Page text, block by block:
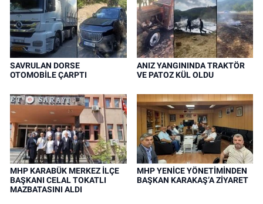
SAVRULAN DORSE
OTOMOBİLE ÇARPTI
ANIZ YANGININDA TRAKTÖR
VE PATOZ KÜL OLDU
MHP KARABÜK MERKEZ İLÇE
BAŞKANI CELAL TOKATLI
MAZBATASINI ALDI
MHP YENİCE YÖNETİMİNDEN
BAŞKAN KARAKAŞ’A ZİYARET